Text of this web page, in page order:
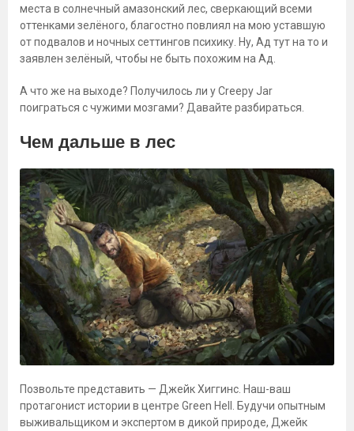
места в солнечный амазонский лес, сверкающий всеми
оттенками зелёного, благостно повлиял на мою уставшую
от подвалов и ночных сеттингов психику. Ну, Ад тут на то и
заявлен зелёный, чтобы не быть похожим на Ад.
А что же на выходе? Получилось ли у Creepy Jar
поиграться с чужими мозгами? Давайте разбираться.
Чем дальше в лес
Позвольте представить — Джейк Хиггинс. Наш-ваш
протагонист истории в центре Green Hell. Будучи опытным
выживальщиком и экспертом в дикой природе, Джейк